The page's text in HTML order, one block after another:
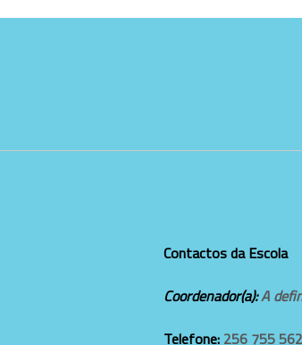
Contactos da Escola
Coordenador(a):A
Telefone: 256 755 562